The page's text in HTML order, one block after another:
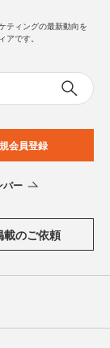
ティングの最新動向を
です。
会員登録
バー
載のご依頼